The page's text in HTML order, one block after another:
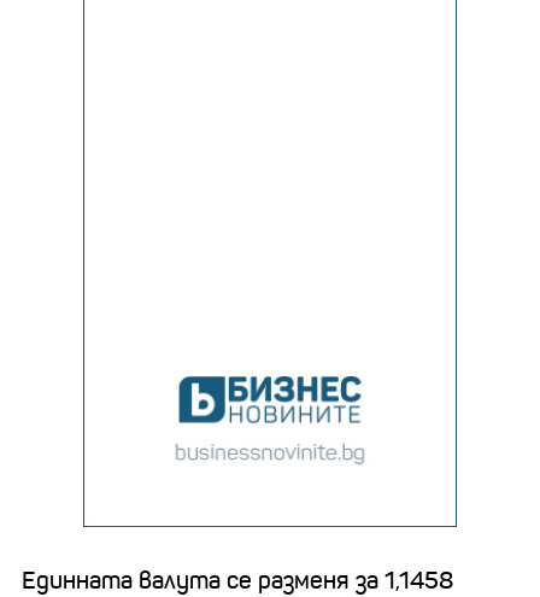
Единната валута се разменя за 1,1458